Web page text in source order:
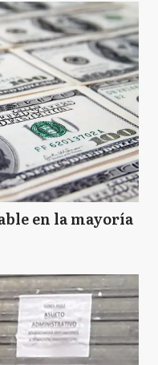
en la mayoría